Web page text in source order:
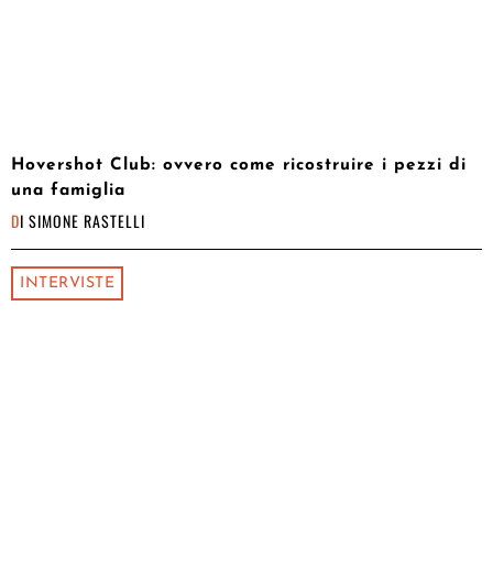
Hovershot Club: ovvero come ricostruire i pezzi di
una famiglia
DI SIMONE RASTELLI
INTERVISTE